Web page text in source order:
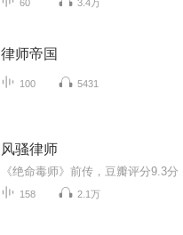
60 3.4万
律师帝国
100 5431
风骚律师
《绝命毒师》前传，豆瓣评分9.3分
158 2.1万